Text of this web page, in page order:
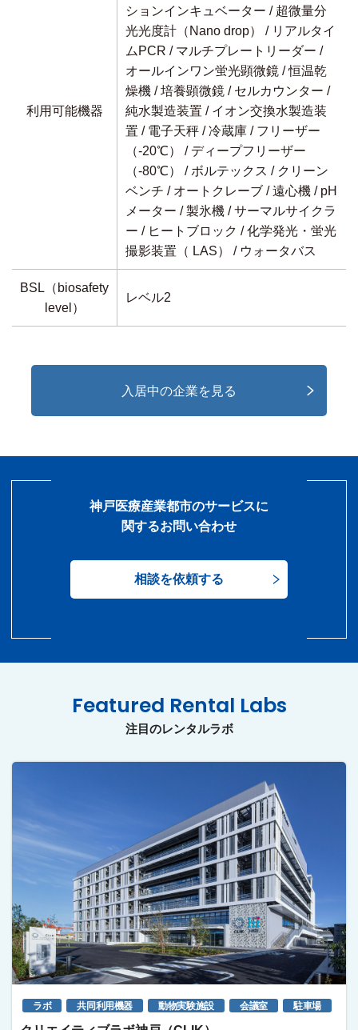
利用可能機器
ションインキュベーター / 超微量分
光光度計（Nano drop） / リアルタイ
ムPCR / マルチプレートリーダー /
オールインワン蛍光顕微鏡 / 恒温乾
燥機 / 培養顕微鏡 / セルカウンター /
純水製造装置 / イオン交換水製造装
置 / 電子天秤 / 冷蔵庫 / フリーザー
（-20℃） / ディープフリーザー
（-80℃） / ボルテックス / クリーン
ベンチ / オートクレーブ / 遠心機 / pH
メーター / 製氷機 / サーマルサイクラ
ー / ヒートブロック / 化学発光・蛍光
撮影装置（ LAS） / ウォータバス
BSL（biosafety
level）
レベル2
入居中の企業を見る
神戸医療産業都市のサービスに
関するお問い合わせ
相談を依頼する
Featured Rental Labs
注目のレンタルラボ
ラボ 共同利用機器 動物実験施設 会議室 駐車場